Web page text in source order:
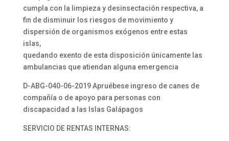
cumpla con la limpieza y desinsectación respectiva, a
fin de disminuir los riesgos de movimiento y
dispersión de organismos exógenos entre estas
islas,
quedando exento de esta disposición únicamente las
ambulancias que atiendan alguna emergencia
D-ABG-040-06-2019 Apruébese ingreso de canes de
compañía o de apoyo para personas con
discapacidad a las Islas Galápagos
SERVICIO DE RENTAS INTERNAS: